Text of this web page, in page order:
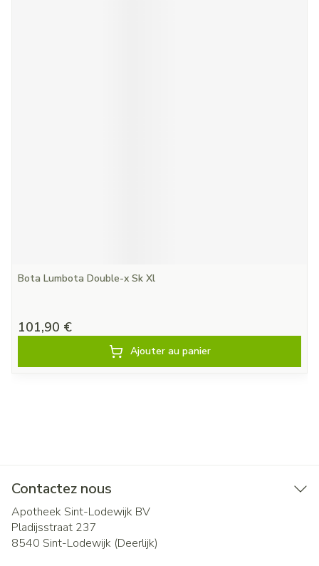
Bota Lumbota Double-x Sk Xl
101,90 €
Ajouter au panier
Contactez nous
Apotheek Sint-Lodewijk BV
Pladijsstraat 237
8540 Sint-Lodewijk (Deerlijk)